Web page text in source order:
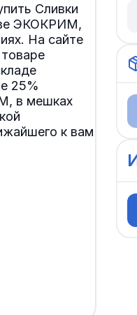
Сливки
ЭКОКРИМ,
На сайте
25%
в мешках
к вам